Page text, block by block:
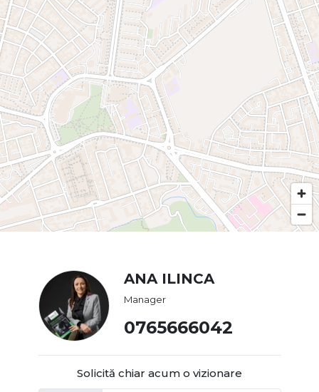
ANA ILINCA
Manager
0765666042
Solicită chiar acum o vizionare